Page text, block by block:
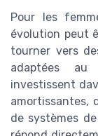
Pour les
évolution peut
tourner vers
adaptées au
investissent
amortissantes,
de systèmes